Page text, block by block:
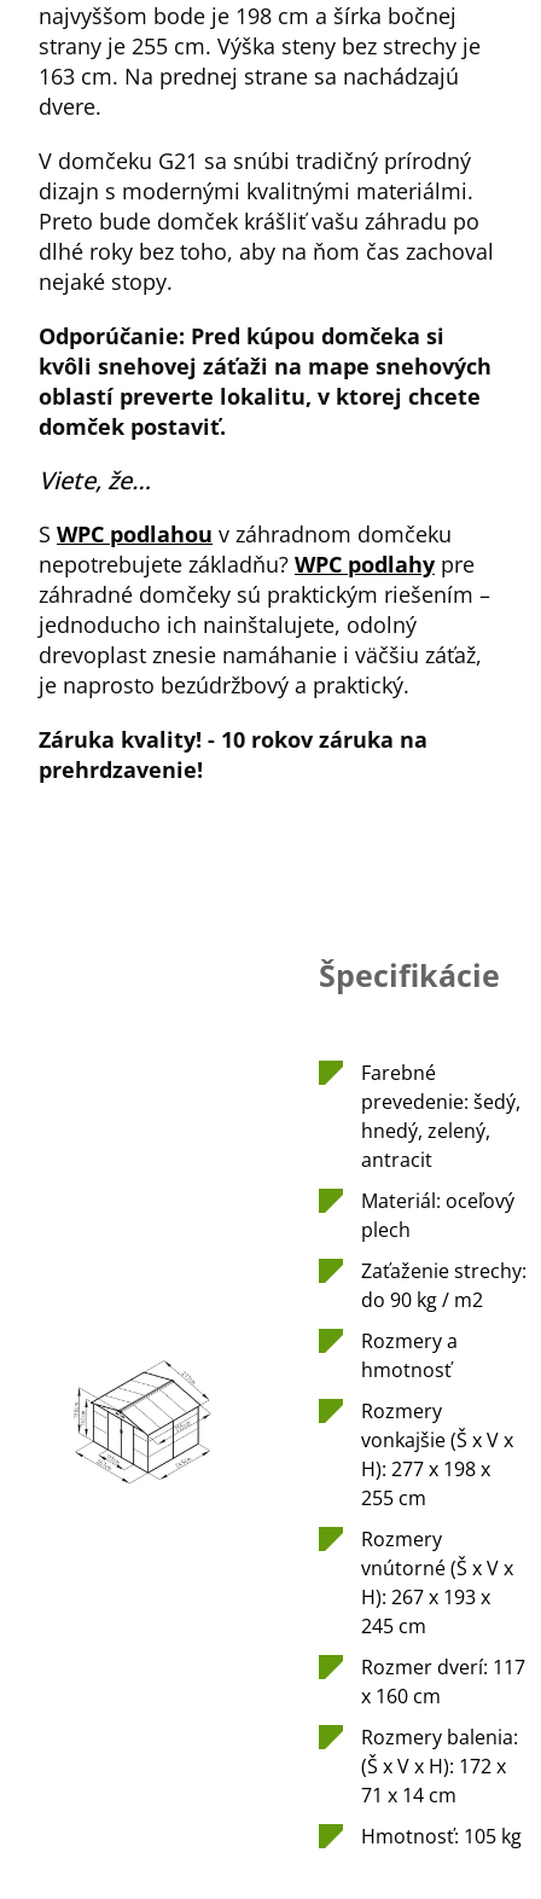
najvyššom bode je 198 cm a šírka bočnej
strany je 255 cm. Výška steny bez strechy je
163 cm. Na prednej strane sa nachádzajú
dvere.
V domčeku G21 sa snúbi tradičný prírodný
dizajn s modernými kvalitnými materiálmi.
Preto bude domček krášliť vašu záhradu po
dlhé roky bez toho, aby na ňom čas zachoval
nejaké stopy.
Odporúčanie: Pred kúpou domčeka si
kvôli snehovej záťaži na mape snehových
oblastí preverte lokalitu, v ktorej chcete
domček postaviť.
Viete, že…
S WPC podlahou v záhradnom domčeku
nepotrebujete základňu? WPC podlahy pre
záhradné domčeky sú praktickým riešením –
jednoducho ich nainštalujete, odolný
drevoplast znesie namáhanie i väčšiu záťaž,
je naprosto bezúdržbový a praktický.
Záruka kvality! - 10 rokov záruka na
prehrdzavenie!
Špecifikácie
Farebné
prevedenie: šedý,
hnedý, zelený,
antracit
Materiál: oceľový
plech
Zaťaženie strechy:
do 90 kg / m2
Rozmery a
hmotnosť
Rozmery
vonkajšie (Š x V x
H): 277 x 198 x
255 cm
Rozmery
vnútorné (Š x V x
H): 267 x 193 x
245 cm
Rozmer dverí: 117
x 160 cm
Rozmery balenia:
(Š x V x H): 172 x
71 x 14 cm
Hmotnosť: 105 kg